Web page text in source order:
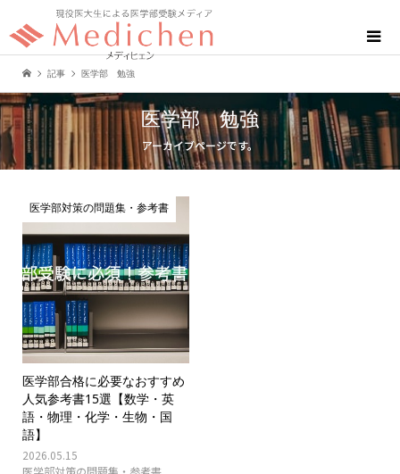
記事 医学部 勉強
医学部 勉強
アーカイブページです。
医学部対策の問題集・参考書
医学部合格に必要なおすすめ
人気参考書15選【数学・英
語・物理・化学・生物・国
語】
2026.05.15
医学部対策の問題集・参考書